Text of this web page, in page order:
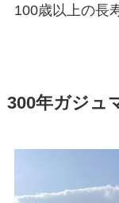
100歳以上の長
300年ガジュ